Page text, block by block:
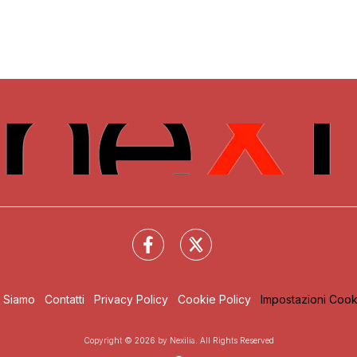
Siamo Contatti Privacy Policy Cookie Policy Impostazioni
Copyright © 2026 by Nexilia. All Rights Reserved